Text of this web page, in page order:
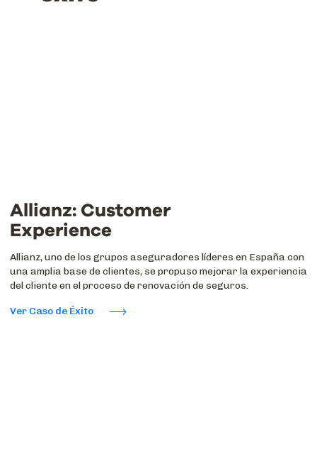
Allianz: Customer
Experience
Allianz, uno de los grupos aseguradores líderes en España con
una amplia base de clientes, se propuso mejorar la experiencia
del cliente en el proceso de renovación de seguros.
Ver Caso de Éxito